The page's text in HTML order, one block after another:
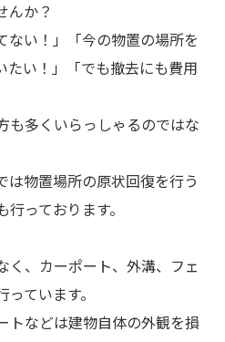
んか？
ない！」「今の物置の場所を
たい！」「でも撤去にも費用
も多くいらっしゃるのではな
は物置場所の原状回復を行う
っております。
く、カーポート、外溝、フェ
ています。
トなどは建物自体の外観を損